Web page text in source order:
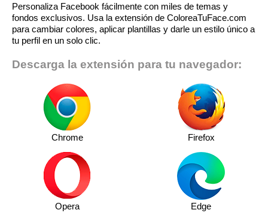
Personaliza Facebook fácilmente con miles de temas y
fondos exclusivos. Usa la extensión de ColoreaTuFace.com
para cambiar colores, aplicar plantillas y darle un estilo único a
tu perfil en un solo clic.
Descarga la extensión para tu navegador:
Chrome Firefox
Opera Edge